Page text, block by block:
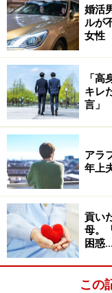
り、ご飯と惣菜一
た。インスタント
「社食みたいには
ときは、おかずが
があったり。すご
れらを作るという
一部の人たちがや
夫は文句は言わな
て、「ちょっと寂
た。
料理が“無理
婚活
ルが
女性
「
キレ
言」
アラ
年上
貢い
母。
困惑
この